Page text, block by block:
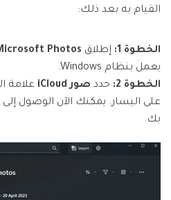
القيام به بعد ذلك:
الخطوة 1: إطلاق Photos
يعمل بنظام Windows.
الخطوة 2:
حدد صور iCloud
علامة
بك.